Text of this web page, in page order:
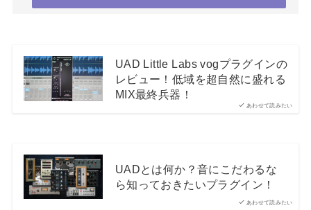
あわせて読みたい
UAD Little Labs vogプラグインの
レビュー！低域を超自然に盛れる
MIX最終兵器！
あわせて読みたい
UADとは何か？音にこだわるな
ら知っておきたいプラグイン！